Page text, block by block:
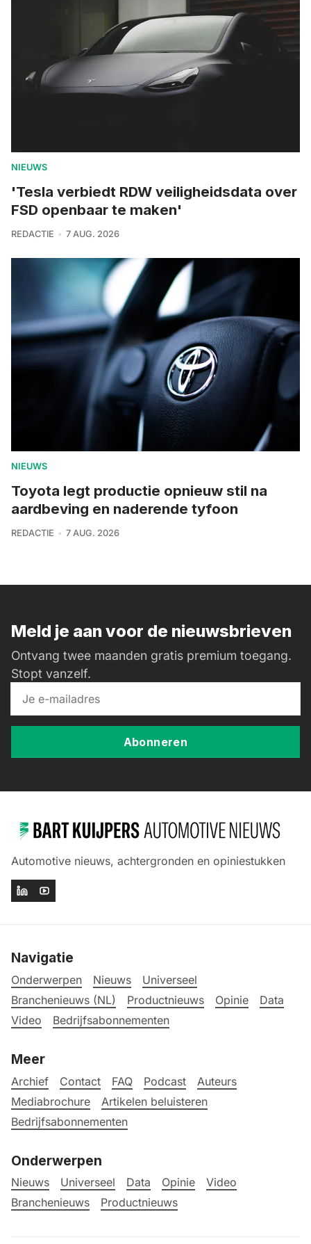
NIEUWS
'Tesla verbiedt RDW veiligheidsdata over
FSD openbaar te maken'
REDACTIE 7 AUG. 2026
NIEUWS
Toyota legt productie opnieuw stil na
aardbeving en naderende tyfoon
REDACTIE 7 AUG. 2026
Meld je aan voor de nieuwsbrieven
Ontvang twee maanden gratis premium toegang.
Stopt vanzelf.
Abonneren
Automotive nieuws, achtergronden en opiniestukken
Navigatie
Onderwerpen Nieuws
Universeel
Branchenieuws (NL)
Productnieuws Opinie
Data
Video
Bedrijfsabonnementen
Meer
Archief Contact FAQ Podcast
Auteurs
Mediabrochure
Artikelen beluisteren
Bedrijfsabonnementen
Onderwerpen
Nieuws Universeel Data Opinie
Video
Branchenieuws
Productnieuws